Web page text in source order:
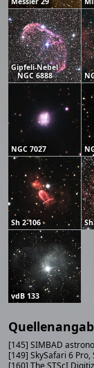
Gipfeli-Nebel
NGC 6888
NGC 7027
Sh 2-106
vdB 133
[145] SIMBAD
[149] SkySafari 6